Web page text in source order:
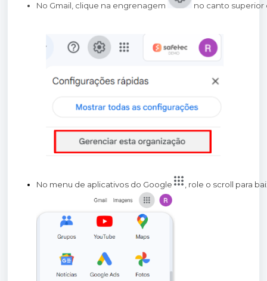
No Gmail, clique na engrenagem no canto superior
No menu de aplicativos do Google , role o scroll para